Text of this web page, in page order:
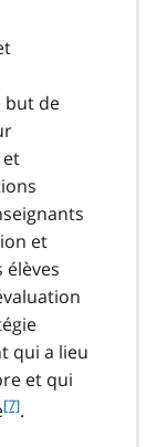
but de
et
qui a lieu
et qui
f[7].